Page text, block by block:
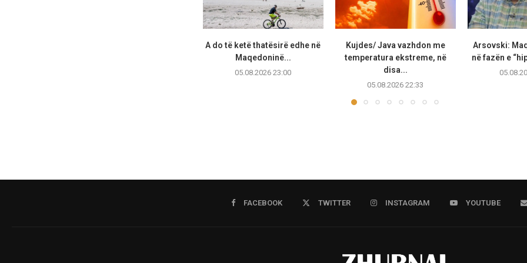
A do të ketë thatësirë edhe në
Maqedoninë...
05.08.2026 23:00
Kujdes/ Java vazhdon me
temperatura ekstreme, në
disa...
05.08.2026 22:33
Arsovski:
në fazën e
FACEBOOK TWITTER INSTAGRAM YOUTUBE